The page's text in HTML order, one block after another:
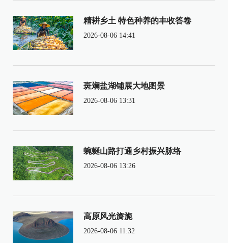
精耕乡土 特色种养的丰收答卷
2026-08-06 14:41
斑斓盐湖铺展大地图景
2026-08-06 13:31
蜿蜒山路打通乡村振兴脉络
2026-08-06 13:26
高原风光旖旎
2026-08-06 11:32